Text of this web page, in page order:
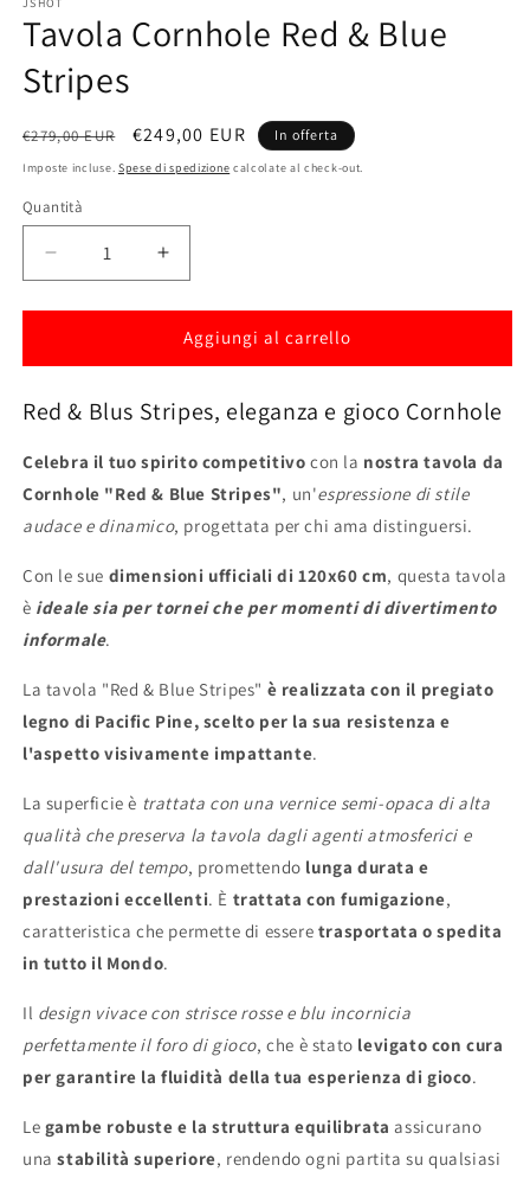
finestra
modale
Tavola Cornhole Red & Blue
Stripes
Prezzo
di
€279,00 EUR
Prezzo
scontato
€249,00 EUR In offerta
Imposte incluse. Spese di spedizione calcolate al check-out.
Quantità
Diminuisci
quantità
per
Cornhole
&amp;
Stripes
Aumenta
quantità
per
Tavola
Cornhole
&amp;
Stripes
Aggiungi al carrello
Red & Blus Stripes, eleganza e gioco Cornhole
Celebra il tuo spirito competitivo con la nostra tavola da
Cornhole "Red & Blue Stripes", un'espressione di stile
audace e dinamico, progettata per chi ama distinguersi.
Con le sue dimensioni ufficiali di 120x60 cm, questa tavola
è ideale sia per tornei che per momenti di divertimento
informale.
La tavola "Red & Blue Stripes" è realizzata con il pregiato
legno di Pacific Pine, scelto per la sua resistenza e
l'aspetto visivamente impattante.
La superficie è trattata con una vernice semi-opaca di alta
qualità che preserva la tavola dagli agenti atmosferici e
dall'usura del tempo, promettendo lunga durata e
prestazioni eccellenti. È trattata con fumigazione,
caratteristica che permette di essere trasportata o spedita
in tutto il Mondo.
Il design vivace con strisce rosse e blu incornicia
perfettamente il foro di gioco, che è stato levigato con cura
per garantire la fluidità della tua esperienza di gioco.
Le gambe robuste e la struttura equilibrataassicurano
unastabilità superiore, rendendo ogni partita su qualsiasi